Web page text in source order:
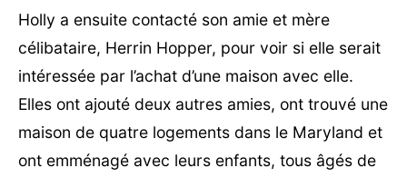
Holly a ensuite contacté son amie et mère
célibataire, Herrin Hopper, pour voir si elle serait
intéressée par l’achat d’une maison avec elle.
Elles ont ajouté deux autres amies, ont trouvé une
maison de quatre logements dans le Maryland et
ont emménagé avec leurs enfants, tous âgés de